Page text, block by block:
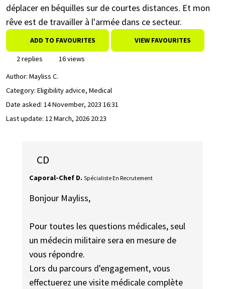
déplacer en béquilles sur de courtes distances. Et mon
rêve est de travailler à l'armée dans ce secteur.
ADD TO FAVOURITES VIEW FAVOURITES
2 replies
16 views
Author: Mayliss C.
Category: Eligibility advice, Medical
Date asked: 14 November, 2023 16:31
Last update: 12 March, 2026 20:23
CD
Caporal-Chef D. Spécialiste En Recrutement
Bonjour Mayliss,
Pour toutes les questions médicales, seul
un médecin militaire sera en mesure de
vous répondre.
Lors du parcours d'engagement, vous
effectuerez une visite médicale complète